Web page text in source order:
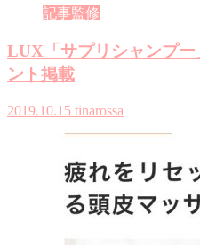
記事監修
LUX「サプリシャンプー
ント掲載
2019.10.15 tinarossa